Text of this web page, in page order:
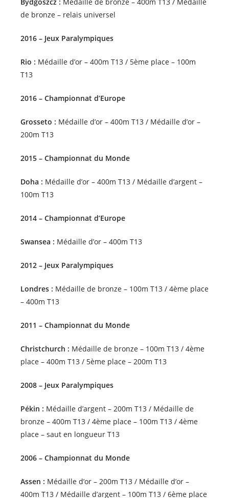
de bronze – relais universel
2016 – Jeux Paralympiques
Rio : Médaille d’or – 400m T13 / 5ème place – 100m
T13
2016 – Championnat d’Europe
Grosseto : Médaille d’or – 400m T13 / Médaille d’or –
200m T13
2015 – Championnat du Monde
Doha : Médaille d’or – 400m T13 / Médaille d’argent –
100m T13
2014 – Championnat d’Europe
Swansea : Médaille d’or – 400m T13
2012 – Jeux Paralympiques
Londres : Médaille de bronze – 100m T13 / 4ème place
– 400m T13
2011 – Championnat du Monde
Christchurch : Médaille de bronze – 100m T13 / 4ème
place – 400m T13 / 5ème place – 200m T13
2008 – Jeux Paralympiques
Pékin : Médaille d’argent – 200m T13 / Médaille de
bronze – 400m T13 / 4ème place – 100m T13 / 4ème
place – saut en longueur T13
2006 – Championnat du Monde
Assen : Médaille d’or – 200m T13 / Médaille d’or –
400m T13 / Médaille d’argent – 100m T13 / 6ème place